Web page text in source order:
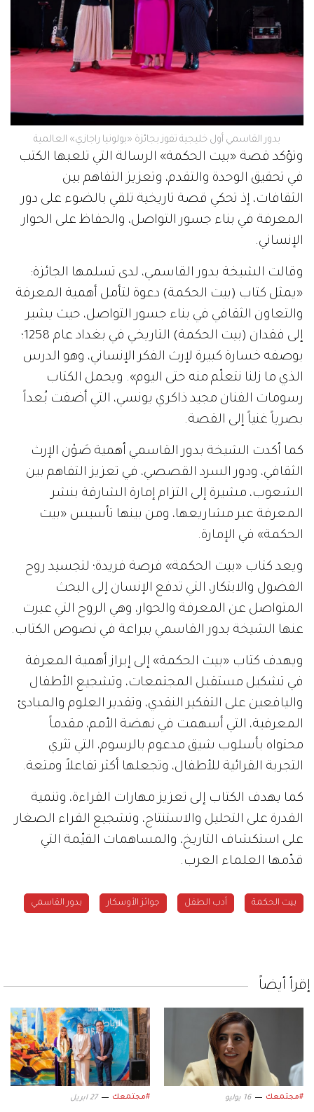
بدور القاسمي أول خليجية تفوز بجائزة «بولونيا راجازي» العالمية
وتؤكد قصة «بيت الحكمة» الرسالة التي تلعبها الكتب
في تحقيق الوحدة والتقدم، وتعزيز التفاهم بين
الثقافات، إذ تحكي قصة تاريخية تلقي بالضوء على دور
المعرفة في بناء جسور التواصل، والحفاظ على الحوار
الإنساني.
وقالت الشيخة بدور القاسمي، لدى تسلمها الجائزة:
«يمثل كتاب (بيت الحكمة) دعوة لتأمل أهمية المعرفة
والتعاون الثقافي في بناء جسور التواصل، حيث يشير
إلى فقدان (بيت الحكمة) التاريخي في بغداد عام 1258؛
بوصفه خسارة كبيرة لإرث الفكر الإنساني، وهو الدرس
الذي ما زلنا نتعلّم منه حتى اليوم». ويحمل الكتاب
رسومات الفنان مجيد ذاكري يونسي، التي أضفت بُعداً
بصرياً غنياً إلى القصة.
كما أكدت الشيخة بدور القاسمي أهمية صَوْن الإرث
الثقافي، ودور السرد القصصي، في تعزيز التفاهم بين
الشعوب، مشيرة إلى التزام إمارة الشارقة بنشر
المعرفة عبر مشاريعها، ومن بينها تأسيس «بيت
الحكمة» في الإمارة.
ويعد كتاب «بيت الحكمة» فرصة فريدة؛ لتجسيد روح
الفضول والابتكار، التي تدفع الإنسان إلى البحث
المتواصل عن المعرفة والحوار، وهي الروح التي عبرت
عنها الشيخة بدور القاسمي ببراعة في نصوص الكتاب.
ويهدف كتاب «بيت الحكمة» إلى إبراز أهمية المعرفة
في تشكيل مستقبل المجتمعات، وتشجيع الأطفال
واليافعين على التفكير النقدي، وتقدير العلوم والمبادئ
المعرفية، التي أسهمت في نهضة الأمم، مقدماً
محتواه بأسلوب شيق مدعوم بالرسوم، التي تثري
التجربة القرائية للأطفال، وتجعلها أكثر تفاعلاً ومتعة.
كما يهدف الكتاب إلى تعزيز مهارات القراءة، وتنمية
القدرة على التحليل والاستنتاج، وتشجيع القراء الصغار
على استكشاف التاريخ، والمساهمات القيّمة التي
قدّمها العلماء العرب.
بيت الحكمة أدب الطفل جوائز الأوسكار بدور القاسمي
إقرأ أيضاً
#مجتمعك 16 يوليو #مجتمعك 27 ابريل